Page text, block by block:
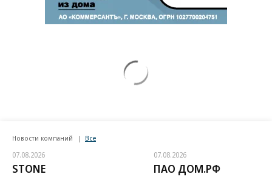
Новости компаний Все
07.08.2026
STONE
07.08.2026
ПАО ДОМ.РФ